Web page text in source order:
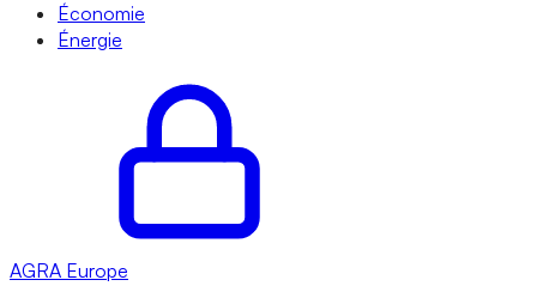
Économie
Énergie
AGRA Europe